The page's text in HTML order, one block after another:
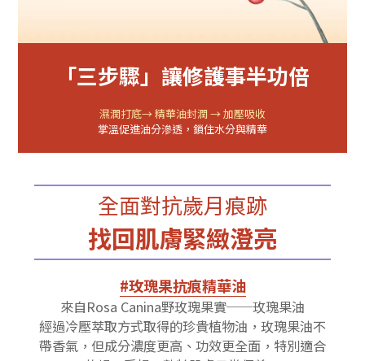
「三步驟」讓修護事半功倍
濕潤打底→ 精華油封潤 → 加壓吸收
掌溫促進油分滲透，鎖住水分與精華
全面對抗歲月痕跡
找回肌膚緊緻澄亮
#玫瑰果抗痕精華油
來自Rosa Canina野玫瑰果實──玫瑰果油
經過冷壓萃取方式取得的珍貴植物油，玫瑰果油不
帶香氣，但成分濃度更高、功效更全面，特別適合